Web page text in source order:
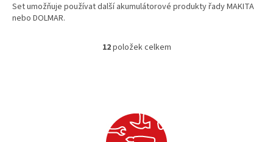
Set umožňuje používat další akumulátorové produkty řady MAKITA
nebo DOLMAR.
O
c
í
12položek celkem